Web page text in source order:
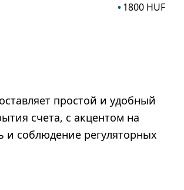
1800 HUF
простой и удобный
счета, с акцентом на
и соблюдение регуляторных